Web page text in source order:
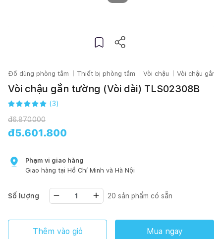
Đồ dùng phòng tắm Thiết bị phòng tắm Vòi chậu Vòi chậu gắn
Vòi chậu gắn tường (Vòi dài) TLS02308B
(3)
đ6.870.000
đ5.601.800
Phạm vi giao hàng
Giao hàng tại Hồ Chí Minh và Hà Nội
Số lượng 20 sản phẩm có sẵn
Thêm vào giỏ Mua ngay